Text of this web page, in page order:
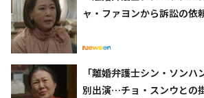
ャ・ファヨンから訴訟の依
「離婚弁護士シン・ソン
別出演…チョ・スンウとの